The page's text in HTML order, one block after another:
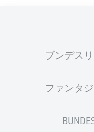
ブンデス
ファンタ